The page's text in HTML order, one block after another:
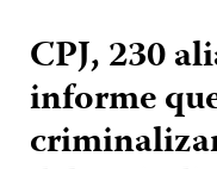
CPJ, 230
informe